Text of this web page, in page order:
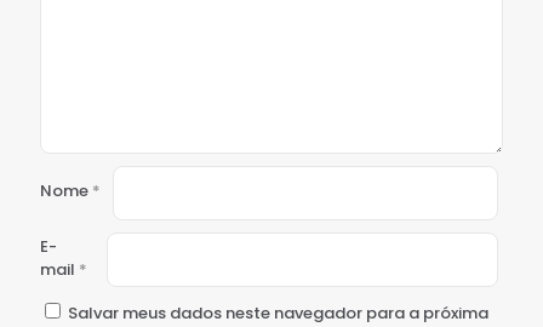
Nome *
E-
mail *
Salvar meus dados neste navegador para a próxima